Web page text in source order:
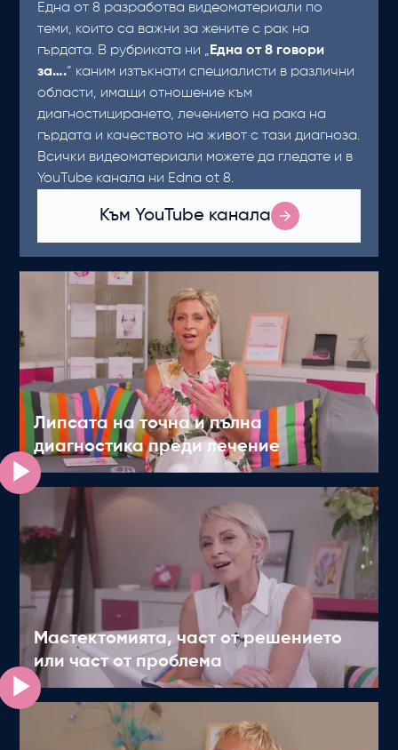
Една от 8 разработва видеоматериали по
теми, които са важни за жените с рак на
гърдата. В рубриката ни „ Една от 8 говори
за….“ каним изтъкнати специалисти в различни
области, имащи отношение към
диагностицирането, лечението на рака на
гърдата и качеството на живот с тази диагноза.
Всички видеоматериали можете да гледате и в
YouTube канала ни Edna ot 8.
Към YouTube канала
Липсата на точна и пълна
диагностика преди лечение
Мастектомията, част от решението
или част от проблема